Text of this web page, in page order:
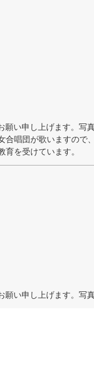
い申し上げます。写
合唱団が歌いますの
を受けています。
い申し上げます。写